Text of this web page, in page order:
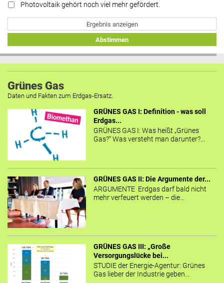
Photovoltaik gehört noch viel mehr gefördert.
Ergebnis anzeigen
Abstimmen
Grünes Gas
Daten und Fakten zum Erdgas-Ersatz.
GRÜNES GAS I: Definition - was soll
Erdgas...
GRÜNES GAS I: Was heißt „Grünes
Gas?“ Was versteht man darunter?...
GRÜNES GAS II: Die Argumente der...
ARGUMENTE Erdgas darf bald nicht
mehr verfeuert werden – die...
GRÜNES GAS III: „Große
Versorgungslücke bei...
STUDIE der Energie-Agentur: Grünes
Gas lieber der Industrie geben...